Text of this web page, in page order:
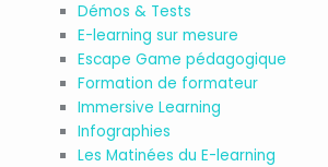
Démos & Tests
E-learning sur mesure
Escape Game pédagogique
Formation de formateur
Immersive Learning
Infographies
Les Matinées du E-learning